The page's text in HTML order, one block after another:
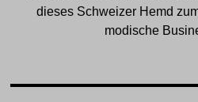
dieses Schweizer Hemd
modische